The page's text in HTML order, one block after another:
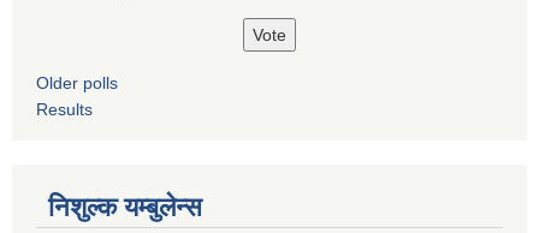
Older polls
Results
निशुल्क यम्बुलेन्स